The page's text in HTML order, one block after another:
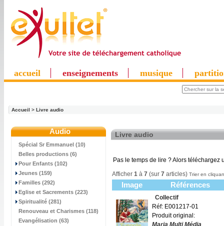
accueil enseignements musique
Accueil > Livre audio
Audio
Spécial Sr Emmanuel (10)
Belles productions (6)
Pour Enfants (102)
Jeunes (159)
Familles (292)
Eglise et Sacrements (223)
Spiritualité (281)
Renouveau et Charismes (118)
Evangélisation (63)
Livre audio
Pas le temps de lire ? Alors téléchargez
Afficher 1 à 7 (sur 7 articles) Trier en
Image Références
Collectif
Réf: E001217-01
Produit original:
Maria Multi Média